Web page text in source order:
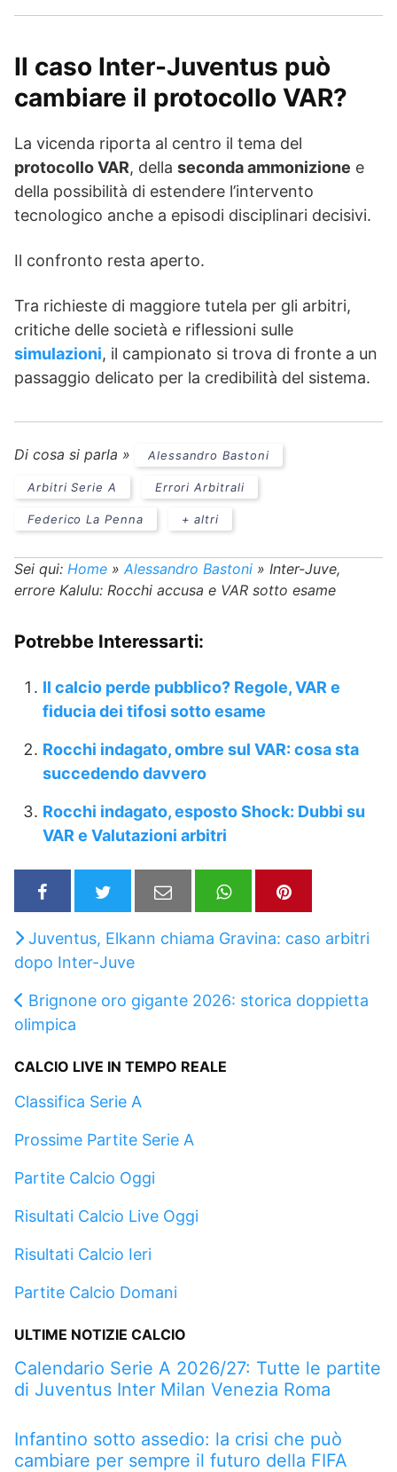
Il caso Inter-Juventus può
cambiare il protocollo VAR?
La vicenda riporta al centro il tema del
protocollo VAR, della seconda ammonizione e
della possibilità di estendere l’intervento
tecnologico anche a episodi disciplinari decisivi.
Il confronto resta aperto.
Tra richieste di maggiore tutela per gli arbitri,
critiche delle società e riflessioni sulle
simulazioni, il campionato si trova di fronte a un
passaggio delicato per la credibilità del sistema.
Di cosa si parla » Alessandro Bastoni
Arbitri Serie A Errori Arbitrali
Federico La Penna + altri
Sei qui: Home » Alessandro Bastoni » Inter-Juve,
errore Kalulu: Rocchi accusa e VAR sotto esame
Potrebbe Interessarti:
Il calcio perde pubblico? Regole, VAR e
fiducia dei tifosi sotto esame
Rocchi indagato, ombre sul VAR: cosa sta
succedendo davvero
Rocchi indagato, esposto Shock: Dubbi su
VAR e Valutazioni arbitri
Juventus, Elkann chiama Gravina: caso arbitri
dopo Inter-Juve
Brignone oro gigante 2026: storica doppietta
olimpica
CALCIO LIVE IN TEMPO REALE
Classifica Serie A
Prossime Partite Serie A
Partite Calcio Oggi
Risultati Calcio Live Oggi
Risultati Calcio Ieri
Partite Calcio Domani
ULTIME NOTIZIE CALCIO
Calendario Serie A 2026/27: Tutte le partite
di Juventus Inter Milan Venezia Roma
Infantino sotto assedio: la crisi che può
cambiare per sempre il futuro della FIFA